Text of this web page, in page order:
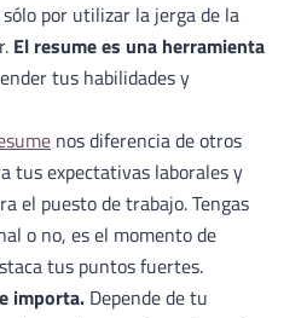
por utilizar la jerga de la
El resume es una herramienta
tus habilidades y
nos diferencia de otros
tus expectativas laborales y
el puesto de trabajo. Tengas
o no, es el momento de
tus puntos fuertes.
importa. Depende de tu